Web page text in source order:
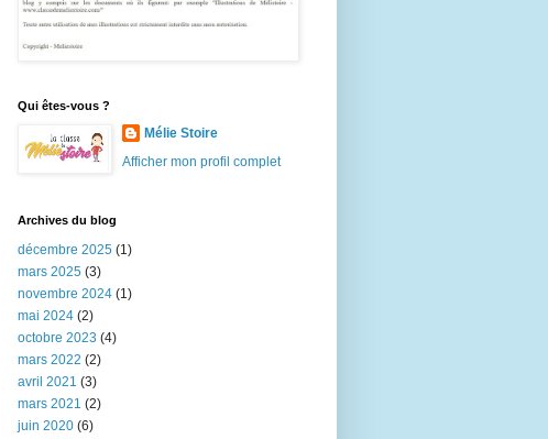
Qui êtes-vous ?
Mélie Stoire
Afficher mon profil complet
Archives du blog
décembre 2025 (1)
mars 2025 (3)
novembre 2024 (1)
mai 2024 (2)
octobre 2023 (4)
mars 2022 (2)
avril 2021 (3)
mars 2021 (2)
juin 2020 (6)